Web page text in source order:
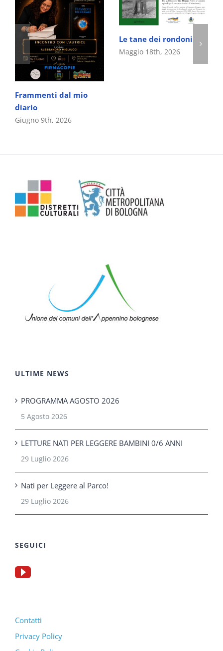
Frammenti dal mio
diario
Giugno 9th, 2026
Le tane dei rondoni
Maggio 18th, 2026
ULTIME NEWS
PROGRAMMA AGOSTO 2026
5 Agosto 2026
LETTURE NATI PER LEGGERE BAMBINI 0/6 ANNI
29 Luglio 2026
Nati per Leggere al Parco!
29 Luglio 2026
SEGUICI
Contatti
Privacy Policy